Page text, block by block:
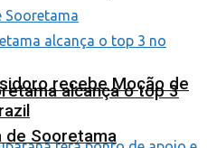
recebe Moção de
de Sooretama
alcança o top 3